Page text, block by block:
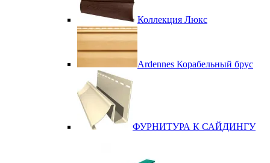
Коллекция Люкс
Ardennes Корабельный брус
ФУРНИТУРА К САЙДИНГУ